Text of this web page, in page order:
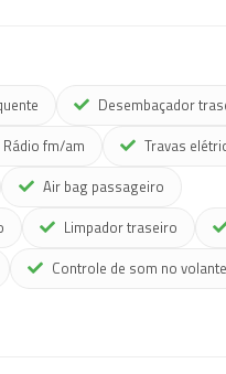
Desembaçador
Rádio fm/am
Travas
Air bag passageiro
Limpador traseiro
Controle de som no volante